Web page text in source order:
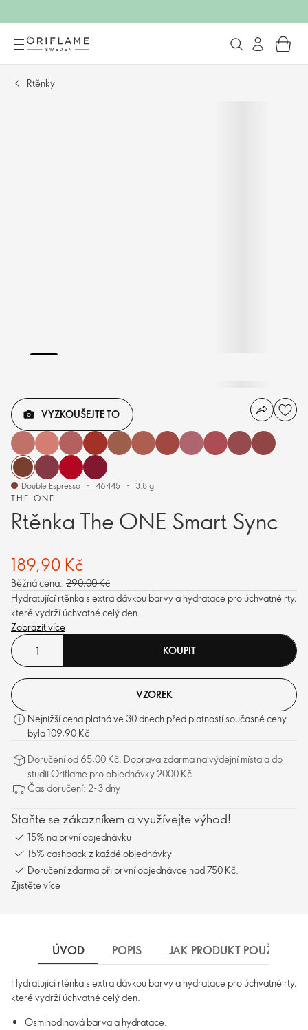
Rtěnky
THE ONE
Rtěnka The ONE Smart Sync
VYZKOUŠEJTE TO
Double Espresso 46445 3.8 g
189,90 Kč
Běžná cena: 290,00 Kč
Hydratující rtěnka s extra dávkou barvy a hydratace pro úchvatné rty,
které vydrží úchvatné celý den.
Zobrazit více
KOUPIT
VZOREK
Nejnižší cena platná ve 30 dnech před platností současné ceny
byla 109,90 Kč
Doručení od 65,00 Kč. Doprava zdarma na výdejní místa a do
studii Oriflame pro objednávky 2000 Kč
Čas doručení: 2-3 dny
Staňte se zákazníkem a využívejte výhod!
15% na první objednávku
15% cashback z každé objednávky
Doručení zdarma při první objednávce nad 750 Kč.
Zjistěte více
ÚVOD POPIS JAK PRODUKT POUŽÍVAT
Hydratující rtěnka s extra dávkou barvy a hydratace pro úchvatné rty,
které vydrží úchvatné celý den.
Osmihodinová barva a hydratace.